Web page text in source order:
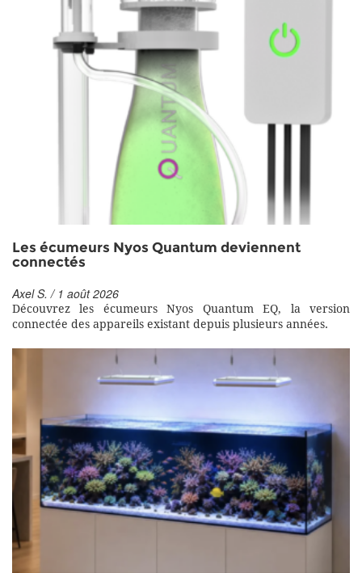
Les écumeurs Nyos Quantum deviennent
connectés
Axel S. / 1 août 2026
Découvrez les écumeurs Nyos Quantum EQ, la version
connectée des appareils existant depuis plusieurs années.